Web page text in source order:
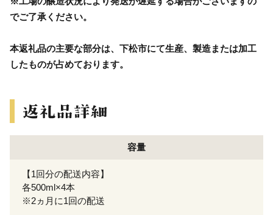
でご了承ください。
本返礼品の主要な部分は、下松市にて生産、製造または加工
したものが占めております。
容量
【1回分の配送内容】
各500ml×4本
※2ヵ月に1回の配送